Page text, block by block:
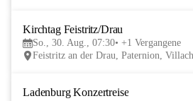
Kirchtag Feistritz/Drau
So., 30. Aug., 07:30 +1 Vergangene
Feistritz an der Drau, Paternion,
Ladenburg Konzertreise